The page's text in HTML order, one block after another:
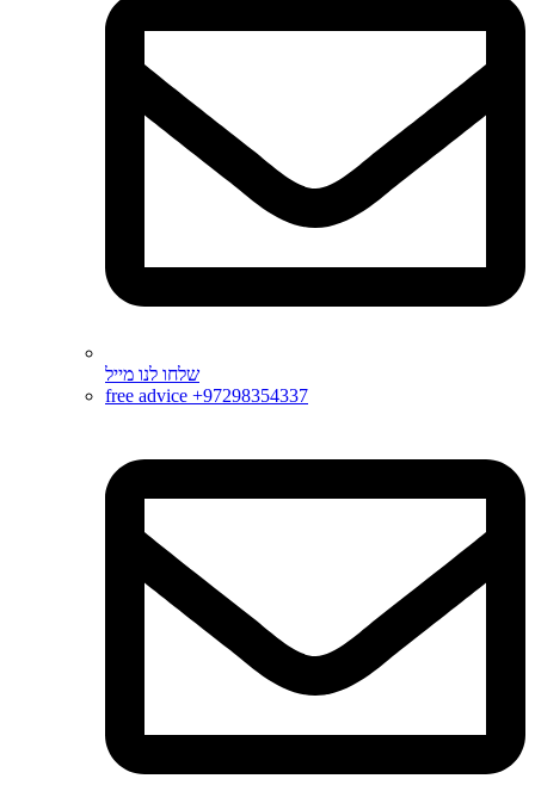
שלחו לנו מייל
free advice +97298354337